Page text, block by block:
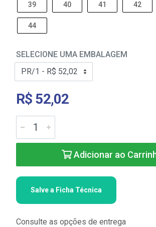
39 40 41 42
44
SELECIONE UMA EMBALAGEM
R$ 52,02
Adicionar ao
Salve a Ficha Técnica
Consulte as opções de entrega